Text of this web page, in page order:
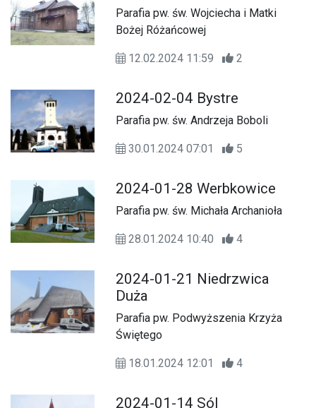
Parafia pw. św. Wojciecha i Matki
Bożej Różańcowej
12.02.2024 11:59 2
2024-02-04 Bystre
Parafia pw. św. Andrzeja Boboli
30.01.2024 07:01 5
2024-01-28 Werbkowice
Parafia pw. św. Michała Archanioła
28.01.2024 10:40 4
2024-01-21 Niedrzwica
Duża
Parafia pw. Podwyższenia Krzyża
Świętego
18.01.2024 12:01 4
2024-01-14 Sól